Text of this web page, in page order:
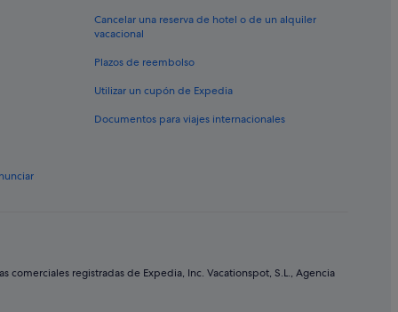
Cancelar una reserva de hotel o de un alquiler
vacacional
Plazos de reembolso
Utilizar un cupón de Expedia
Documentos para viajes internacionales
registradas de Expedia, Inc. Vacationspot, S.L., Agencia